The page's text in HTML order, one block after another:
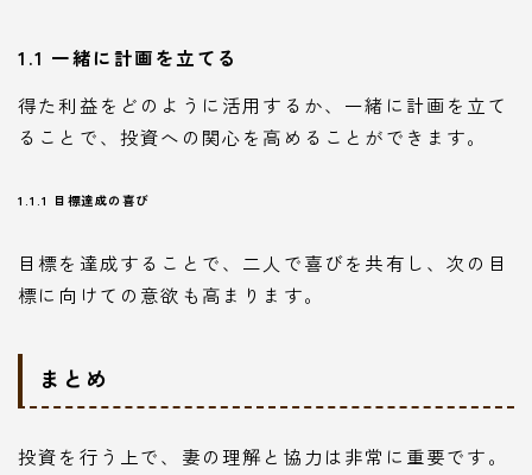
1.1 一緒に計画を立てる
得た利益をどのように活用するか、一緒に計画を立て
ることで、投資への関心を高めることができます。
1.1.1 目標達成の喜び
目標を達成することで、二人で喜びを共有し、次の目
標に向けての意欲も高まります。
まとめ
投資を行う上で、妻の理解と協力は非常に重要です。